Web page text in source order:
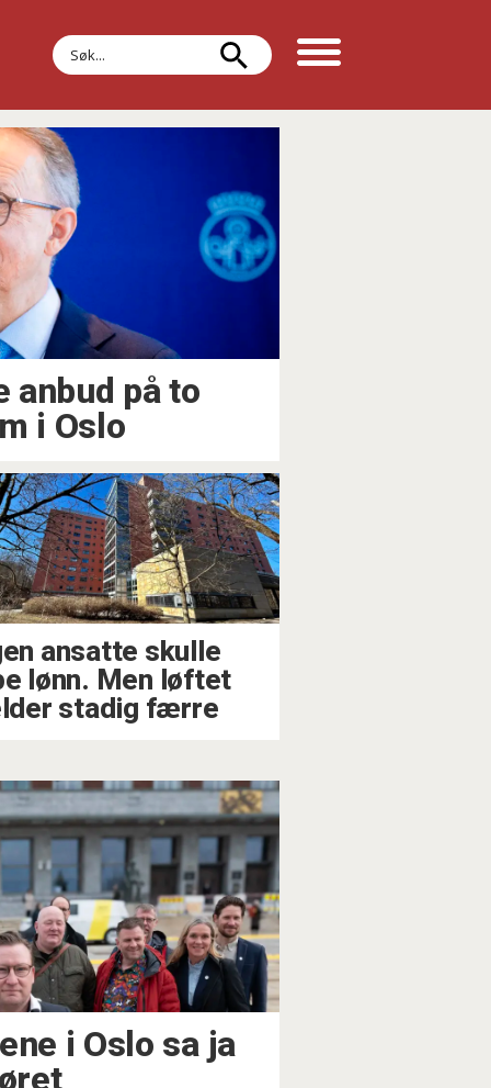
Søk
anbud på to
i Oslo
ansatte skulle
lønn. Men løftet
stadig færre
i Oslo sa ja